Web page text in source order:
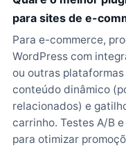
para sites de e-
Para e-commerce,
WordPress com
ou outras
conteúdo dinâmico
relacionados) e
carrinho. Testes A/B
para otimizar